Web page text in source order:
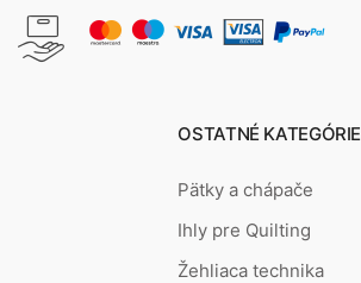
OSTATNÉ KATEGÓRIE
Pätky a chápače
Ihly pre Quilting
Žehliaca technika